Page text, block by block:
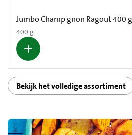
Jumbo Champignon Ragout 400 g
400 g
Bekijk het volledige assortiment